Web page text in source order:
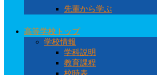
先輩から学ぶ
高等学校トップ
学校情報
学科説明
教育課程
校時表